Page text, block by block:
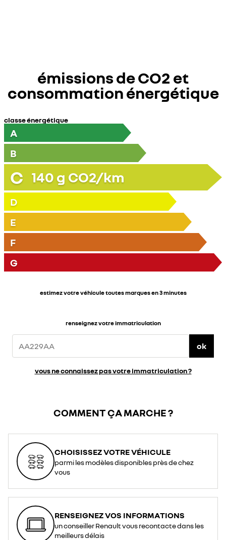
émissions de CO2 et
consommation énergétique
classe énergétique
A
B
C 140 g CO2/km
D
E
F
G
estimez votre véhicule toutes marques en 3 minutes
renseignez votre immatriculation
ok
vous ne connaissez pas votre immatriculation ?
COMMENT ÇA MARCHE ?
CHOISISSEZ VOTRE VÉHICULE
parmi les modèles disponibles près de chez
vous
RENSEIGNEZ VOS INFORMATIONS
un conseiller Renault vous recontacte dans les
meilleurs délais